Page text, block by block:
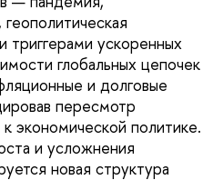
ускоренных
глобальных цепочек
и долговые
пересмотр
экономической политике.
и усложнения
новая структура